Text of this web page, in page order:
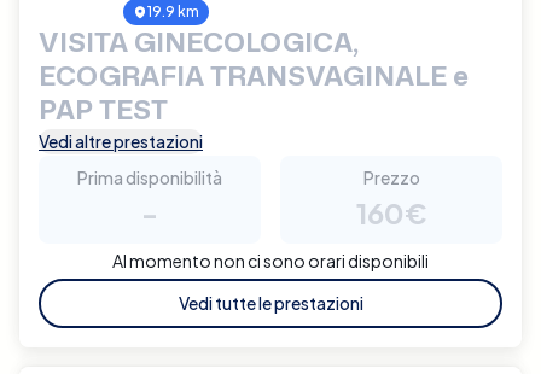
19.9 km
VISITA GINECOLOGICA,
ECOGRAFIA TRANSVAGINALE e
PAP TEST
Vedi altre prestazioni
Prima disponibilità
-
Prezzo
160€
Al momento non ci sono orari disponibili
Vedi tutte le prestazioni